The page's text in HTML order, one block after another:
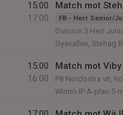
15:00
17:00
Match mot
FB - Herr Senior/
Division 3 Herr
Gyavallen, Stehag
15:00
16:00
Match mot Viby
P8 Nordöstra vit,
Winnö IP A-plan 5-